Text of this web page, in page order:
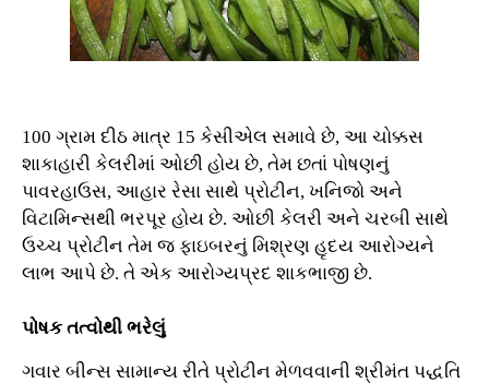
100 ગ્રામ દીઠ માત્ર 15 કેસીએલ સમાવે છે, આ ચોક્કસ
શાકાહારી કેલરીમાં ઓછી હોય છે, તેમ છતાં પોષણનું
પાવરહાઉસ, આહાર રેસા સાથે પ્રોટીન, ખનિજો અને
વિટામિન્સથી ભરપૂર હોય છે. ઓછી કેલરી અને ચરબી સાથે
ઉચ્ચ પ્રોટીન તેમ જ ફાઇબરનું મિશ્રણ હૃદય આરોગ્યને
લાભ આપે છે. તે એક આરોગ્યપ્રદ શાકભાજી છે.
પોષક તત્વોથી ભરેલું
ગવાર બીન્સ સામાન્ય રીતે પ્રોટીન મેળવવાની શ્રીમંત પદ્ધતિ